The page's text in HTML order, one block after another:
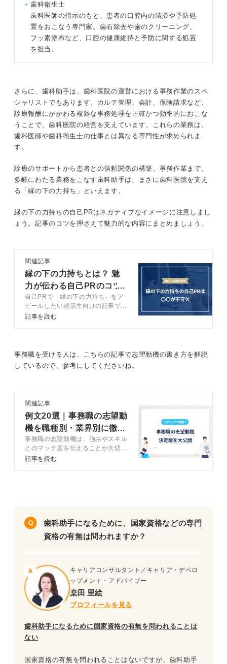
歯科衛生士
歯科医師の指示のもと、患者の口腔内の清掃や予防処
置をおこなう専門家。歯石除去や歯のクリーニング、
フッ素塗布など、口腔の健康維持と予防に関する処置
を担当。
さらに、歯科助手は、歯科医院の運営における事務作業のスペ
シャリストでもあります。カルテ管理、会計、保険請求など、
診療報酬にかかわる複雑な事務処理を正確かつ効率的におこな
うことで、歯科医院の経営を支えています。これらの業務は、
歯科医師や歯科衛生士の仕事とは異なる専門性が求められま
す。
診療のサポートから患者との信頼関係の構築、事務作業まで、
多岐にわたる業務をこなす歯科助手は、まさに歯科医院を支え
る「縁の下の力持ち」といえます。
縁の下の力持ちの自己PRはネガティブなイメージに注意しまし
ょう。記事のコツを押さえて魅力的な内容にまとめましょう。
関連記事
縁の下の力持ちとは？ 魅
力が伝わる自己PRのコツ
と例文15選
自己PRで「縁の下の力持ち」をア
ピールしたい就活生向けの記事で
す。キャリアコンサルタント監修に
るので、ぜひ参考にしてみてくださ
記事を読む
事務職を受ける人は、こちらの記事で志望動機の書き方を解説
しているので、参考にしてくださいね。
関連記事
例文20選｜事務職の志望動
機を職種別・業界別に徹底
解説
事務職の志望動機は、強みやスキル
とのマッチ度を伝えることが大切で
す。さまざまな事務職があるので、
記事を読む
歯科助手になるために、国家資格などの専門
資格の有無は問われますか？
キャリアコンサルタント／キャリア・デベロ
ップメント・アドバイザー
桒田 里絵
プロフィールを見る
歯科助手になるために国家資格の有無を問われることは
ない
国家資格の有無を問われることはないですが、歯科助手
審美歯科の例文②
医院研究の成果を志望動機に盛り込んで歯科助手の内定を
つかもう